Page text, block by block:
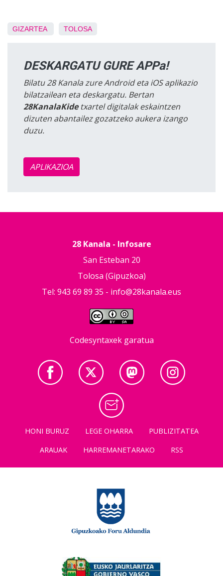
GIZARTEA TOLOSA
DESKARGATU GURE APPa!
Bilatu 28 Kanala zure Android eta iOS aplikazio
bilatzailean eta deskargatu. Bertan
28KanalaKidetxartel digitalak eskaintzen
dizuten abantailez gozatzeko aukera izango
duzu.
APLIKAZIOA
28 Kanala - Infosare
San Esteban 20
Tolosa (Gipuzkoa)
Tel: 943 69 89 35 - info@28kanala.eus
Codesyntaxek garatua
HONI BURUZ LEGE OHARRA
PUBLIZITATEA
ARAUAK
HARREMANETARAKO RSS